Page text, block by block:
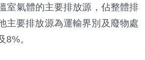
室氣體的主要排放源，佔整體排
主要排放源為運輸界別及廢物處
8%。